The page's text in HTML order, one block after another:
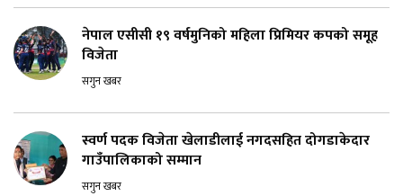
नेपाल एसीसी १९ वर्षमुनिको महिला प्रिमियर कपको समूह
विजेता
सगुन खबर
स्वर्ण पदक विजेता खेलाडीलाई नगदसहित दोगडाकेदार
गाउँपालिकाको सम्मान
सगुन खबर